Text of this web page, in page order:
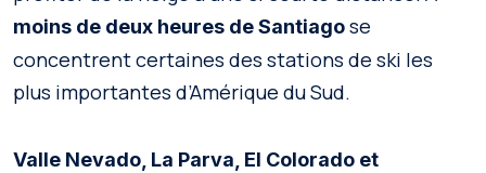
moins de deux heures de Santiagose
concentrent certaines des stations de ski les
plus importantes d’Amérique du Sud.
Valle Nevado, La Parva, El Colorado et